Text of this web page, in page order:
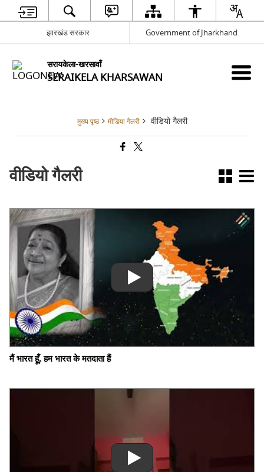
झारखंड सरकार Government of Jharkhand
सरायकेला-खरसावाँ
SERAIKELA KHARSAWAN
मुख्य पृष्ठ मीडिया गैलरी वीडियो गैलरी
वीडियो गैलरी
मैं भारत हूँ, हम भारत के मतदाता हैं